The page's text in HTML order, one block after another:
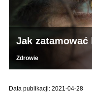
Jak
Zdrowie
Data publikacji: 2021-04-28